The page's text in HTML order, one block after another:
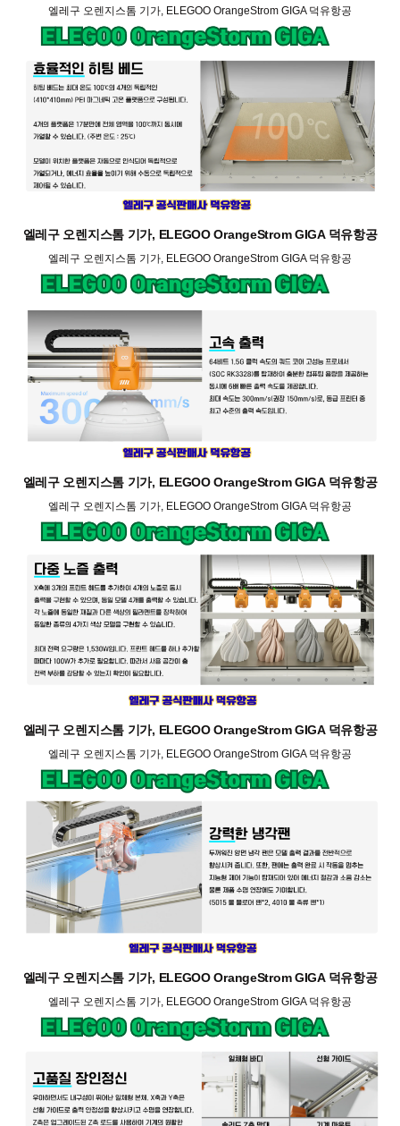
엘레구 오렌지스톰 기가, ELEGOO OrangeStrom GIGA 덕유항공
엘레구 오렌지스톰 기가, ELEGOO OrangeStrom GIGA 덕유항공
엘레구 오렌지스톰 기가, ELEGOO OrangeStrom GIGA 덕유항공
엘레구 오렌지스톰 기가, ELEGOO OrangeStrom GIGA 덕유항공
엘레구 오렌지스톰 기가, ELEGOO OrangeStrom GIGA 덕유항공
엘레구 오렌지스톰 기가, ELEGOO OrangeStrom GIGA 덕유항공
엘레구 오렌지스톰 기가, ELEGOO OrangeStrom GIGA 덕유항공
엘레구 오렌지스톰 기가, ELEGOO OrangeStrom GIGA 덕유항공
엘레구 오렌지스톰 기가, ELEGOO OrangeStrom GIGA 덕유항공